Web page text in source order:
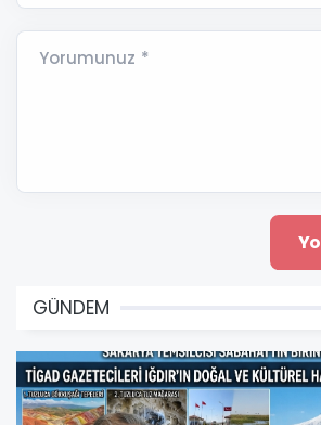
Yorumunuz *
GÜNDEM